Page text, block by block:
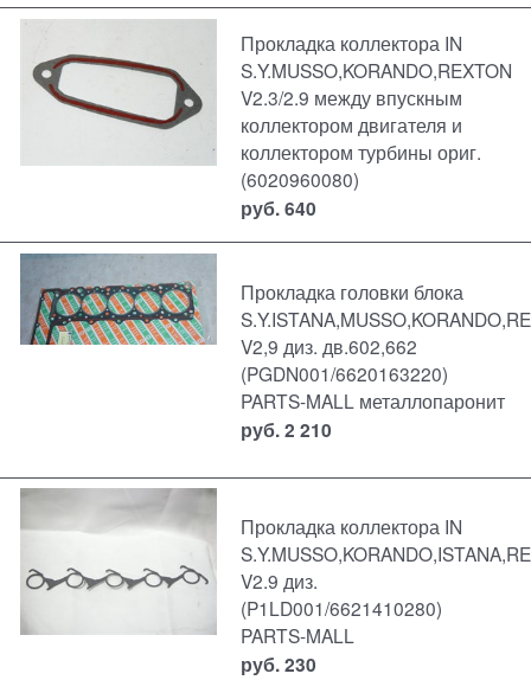
Прокладка коллектора IN
S.Y.MUSSO,KORANDO,REXTON
V2.3/2.9 между впускным
коллектором двигателя и
коллектором турбины ориг.
(6020960080)
руб.640
Прокладка головки блока
V2,9 диз. дв.602,662
(PGDN001/6620163220)
PARTS-MALL металлопаронит
руб.2 210
Прокладка коллектора IN
V2.9 диз.
(P1LD001/6621410280)
PARTS-MALL
руб.230